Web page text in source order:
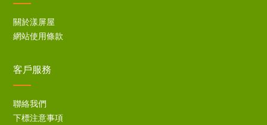
關於漾屏屋
網站使用條款
客戶服務
聯絡我們
下標注意事項